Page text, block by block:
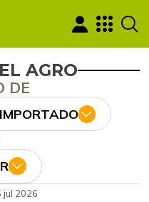
AGRO
DE
jul 2026